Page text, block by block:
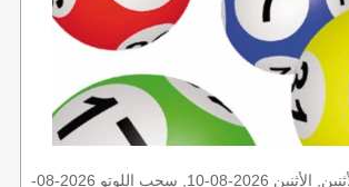
اليكم نتائج اللوتو الأثنين, الأثنين 2026-08-10, سحب اللوتو 2026-08-